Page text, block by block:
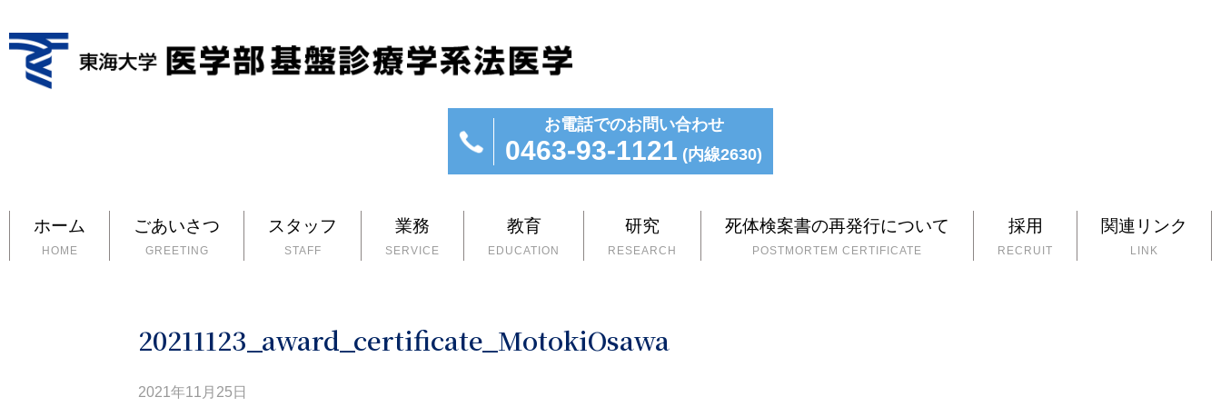
お電話でのお問い合わせ
0463-93-1121 (内線2630)
ホーム
HOME
ごあいさつ
GREETING
スタッフ
STAFF
業務
SERVICE
教育
EDUCATION
研究
RESEARCH
死体検案書の再発行について
POSTMORTEM CERTIFICATE
採用
RECRUIT
関連リンク
LINK
20211123_award_certificate_MotokiOsawa
2021年11月25日